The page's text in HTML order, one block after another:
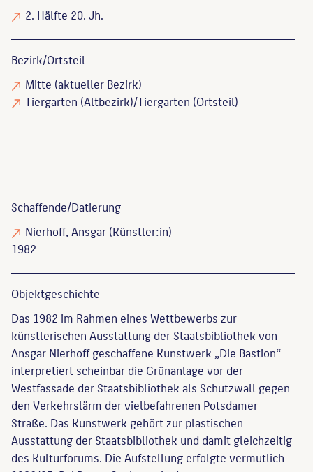
2. Hälfte 20. Jh.
Bezirk/Ortsteil
Mitte (aktueller Bezirk)
Tiergarten (Altbezirk)/Tiergarten (Ortsteil)
Schaffende/Datierung
Nierhoff, Ansgar(Künstler:in)
1982
Objekt­geschichte
Das 1982 im Rahmen eines Wettbewerbs zur
künstlerischen Ausstattung der Staatsbibliothek von
Ansgar Nierhoff geschaffene Kunstwerk „Die Bastion“
interpretiert scheinbar die Grünanlage vor der
Westfassade der Staatsbibliothek als Schutzwall gegen
den Verkehrslärm der vielbefahrenen Potsdamer
Straße. Das Kunstwerk gehört zur plastischen
Ausstattung der Staatsbibliothek und damit gleichzeitig
des Kulturforums. Die Aufstellung erfolgte vermutlich